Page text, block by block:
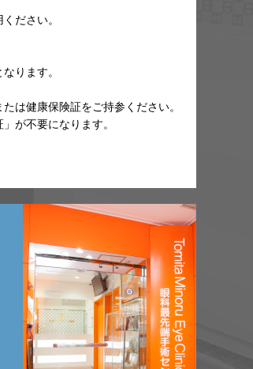
ださい。
ります。
は健康保険証をご持参ください。
が不要になります。